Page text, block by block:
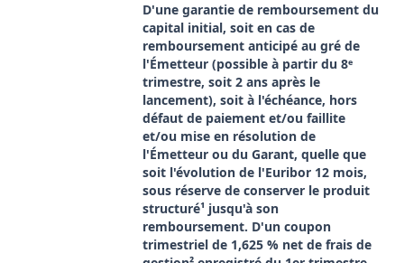
D'une garantie de remboursement du
capital initial, soit en cas de
remboursement anticipé au gré de
l'Émetteur (possible à partir du 8ᵉ
trimestre, soit 2 ans après le
lancement), soit à l'échéance, hors
défaut de paiement et/ou faillite
et/ou mise en résolution de
l'Émetteur ou du Garant, quelle que
soit l'évolution de l'Euribor 12 mois,
sous réserve de conserver le produit
structuré¹ jusqu'à son
remboursement. D'un coupon
trimestriel de 1,625 % net de frais de